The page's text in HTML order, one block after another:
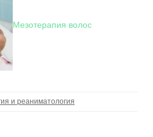
Мезотерапия волос
и реаниматология